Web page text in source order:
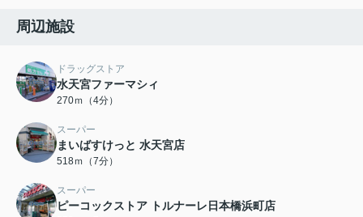
周辺施設
ドラッグストア
水天宮ファーマシィ
270ｍ（4分）
スーパー
まいばすけっと 水天宮店
518ｍ（7分）
スーパー
ピーコックストア トルナーレ日本橋浜町店